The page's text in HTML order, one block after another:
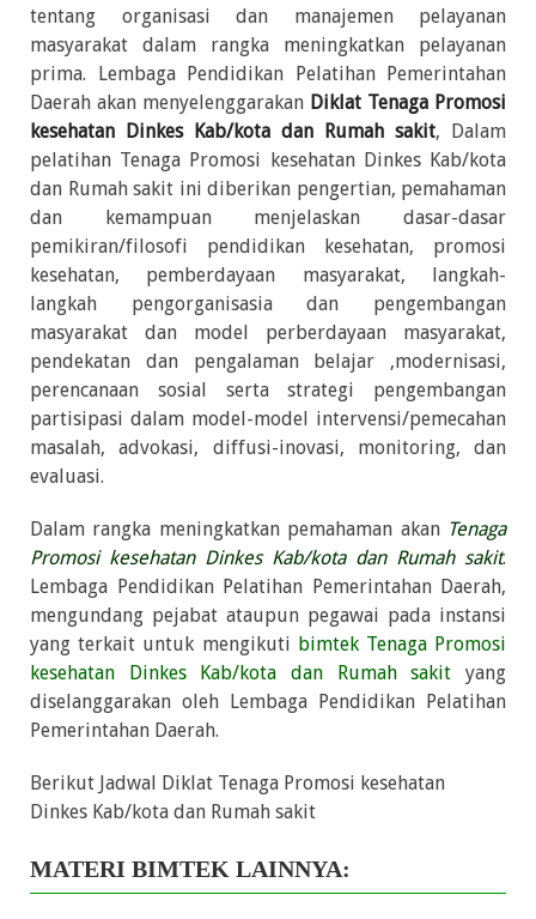
tentang organisasi dan manajemen pelayanan
masyarakat dalam rangka meningkatkan pelayanan
prima. Lembaga Pendidikan Pelatihan Pemerintahan
Daerah akan menyelenggarakan Diklat Tenaga Promosi
kesehatan Dinkes Kab/kota dan Rumah sakit, Dalam
pelatihan Tenaga Promosi kesehatan Dinkes Kab/kota
dan Rumah sakit ini diberikan pengertian, pemahaman
dan kemampuan menjelaskan dasar-dasar
pemikiran/filosofi pendidikan kesehatan, promosi
kesehatan, pemberdayaan masyarakat, langkah-
langkah pengorganisasia dan pengembangan
masyarakat dan model perberdayaan masyarakat,
pendekatan dan pengalaman belajar ,modernisasi,
perencanaan sosial serta strategi pengembangan
partisipasi dalam model-model intervensi/pemecahan
masalah, advokasi, diffusi-inovasi, monitoring, dan
evaluasi.
Dalam rangka meningkatkan pemahaman akan Tenaga
Promosi kesehatan Dinkes Kab/kota dan Rumah sakit.
Lembaga Pendidikan Pelatihan Pemerintahan Daerah,
mengundang pejabat ataupun pegawai pada instansi
yang terkait untuk mengikuti bimtek Tenaga Promosi
kesehatan Dinkes Kab/kota dan Rumah sakit yang
diselanggarakan oleh Lembaga Pendidikan Pelatihan
Pemerintahan Daerah.
Berikut Jadwal Diklat Tenaga Promosi kesehatan
Dinkes Kab/kota dan Rumah sakit
MATERI BIMTEK LAINNYA: